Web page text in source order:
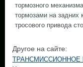
тормозного
тормозами на задних
тросового привода
Другое на сайте:
ТРАНСМИССИОННОЕ